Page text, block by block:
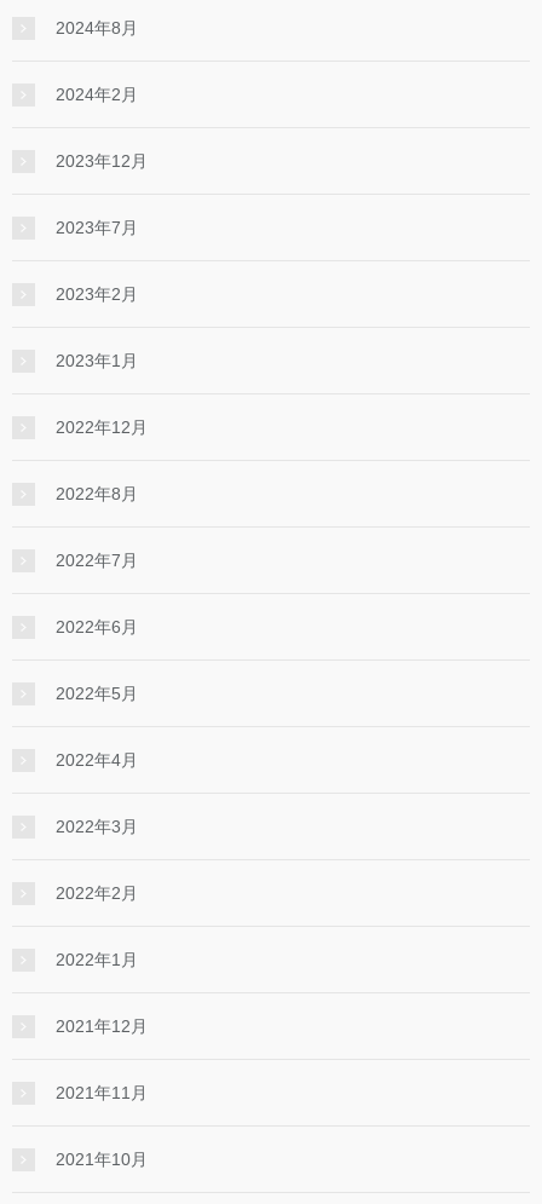
2024年8月
2024年2月
2023年12月
2023年7月
2023年2月
2023年1月
2022年12月
2022年8月
2022年7月
2022年6月
2022年5月
2022年4月
2022年3月
2022年2月
2022年1月
2021年12月
2021年11月
2021年10月